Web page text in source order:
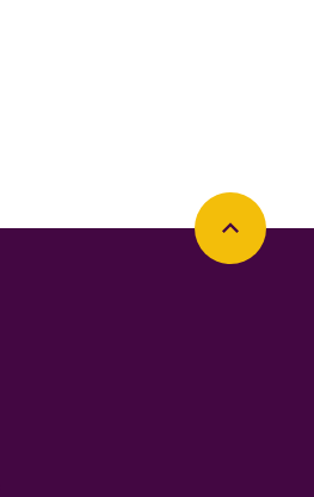
Retourner en haut de la page